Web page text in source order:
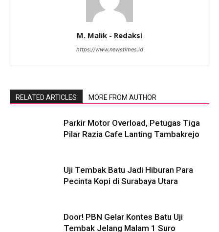
M. Malik - Redaksi
https://www.newstimes.id
RELATED ARTICLES MORE FROM AUTHOR
Parkir Motor Overload, Petugas Tiga
Pilar Razia Cafe Lanting Tambakrejo
Uji Tembak Batu Jadi Hiburan Para
Pecinta Kopi di Surabaya Utara
Door! PBN Gelar Kontes Batu Uji
Tembak Jelang Malam 1 Suro